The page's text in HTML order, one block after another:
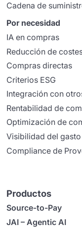
Cadena de
Por necesidad
IA en compras
Reducción de
Compras directas
Criterios ESG
Integración con
Rentabilidad de
Optimización de
Visibilidad del gasto
Compliance de
Productos
Source-to-Pay
JAI – Agentic AI